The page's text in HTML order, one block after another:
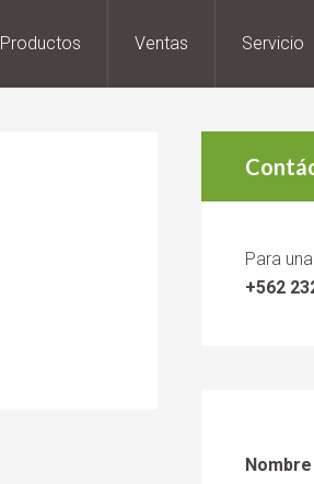
Productos Ventas Servicio
Para
+562
Nombre